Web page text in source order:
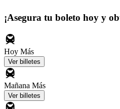
¡Asegura tu boleto hoy y
Hoy Más
Ver billetes
Mañana Más
Ver billetes